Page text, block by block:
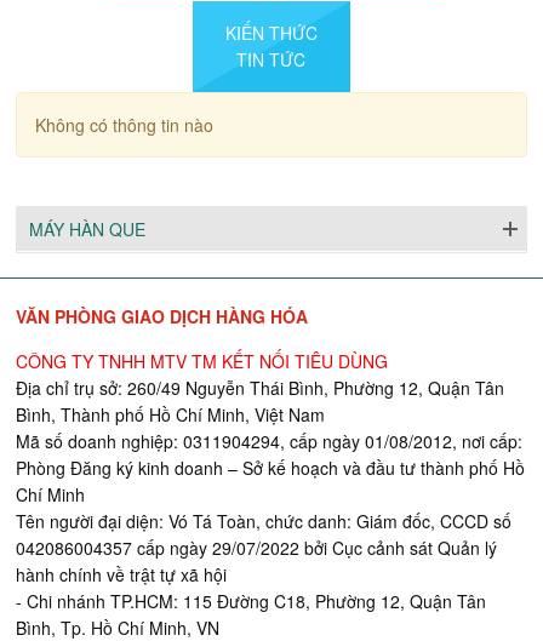
KIẾN THỨC
TIN TỨC
Không có thông tin nào
MÁY HÀN QUE
VĂN PHÒNG GIAO DỊCH HÀNG HÓA
CÔNG TY TNHH MTV TM KẾT NỐI TIÊU DÙNG
Địa chỉ trụ sở: 260/49 Nguyễn Thái Bình, Phường 12, Quận Tân
Bình, Thành phố Hồ Chí Minh, Việt Nam
Mã số doanh nghiệp: 0311904294, cấp ngày 01/08/2012, nơi cấp:
Phòng Đăng ký kinh doanh – Sở kế hoạch và đầu tư thành phố Hồ
Chí Minh
Tên người đại diện: Vó Tá Toàn, chức danh: Giám đốc, CCCD số
042086004357 cấp ngày 29/07/2022 bởi Cục cảnh sát Quản lý
hành chính về trật tự xã hội
- Chi nhánh TP.HCM: 115 Đường C18, Phường 12, Quận Tân
Bình, Tp. Hồ Chí Minh, VN